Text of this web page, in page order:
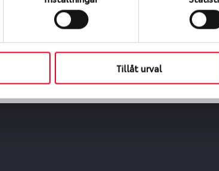
Tillåt urval